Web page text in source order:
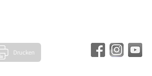
Drucken